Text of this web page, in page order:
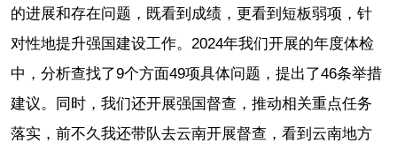
的进展和存在问题，既看到成绩，更看到短板弱项，针
对性地提升强国建设工作。2024年我们开展的年度体检
中，分析查找了9个方面49项具体问题，提出了46条举措
建议。同时，我们还开展强国督查，推动相关重点任务
落实，前不久我还带队去云南开展督查，看到云南地方